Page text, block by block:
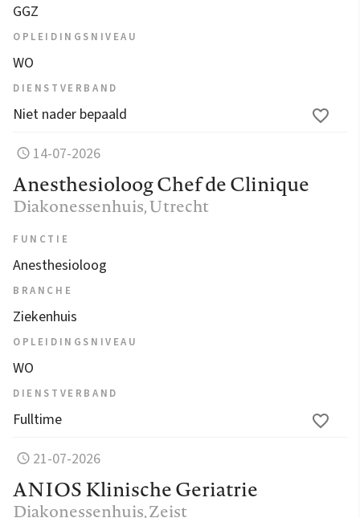
GGZ
OPLEIDINGSNIVEAU
WO
DIENSTVERBAND
Niet nader bepaald
14-07-2026
Anesthesioloog Chef de Clinique
Diakonessenhuis, Utrecht
FUNCTIE
Anesthesioloog
BRANCHE
Ziekenhuis
OPLEIDINGSNIVEAU
WO
DIENSTVERBAND
Fulltime
21-07-2026
ANIOS Klinische Geriatrie
Diakonessenhuis, Zeist